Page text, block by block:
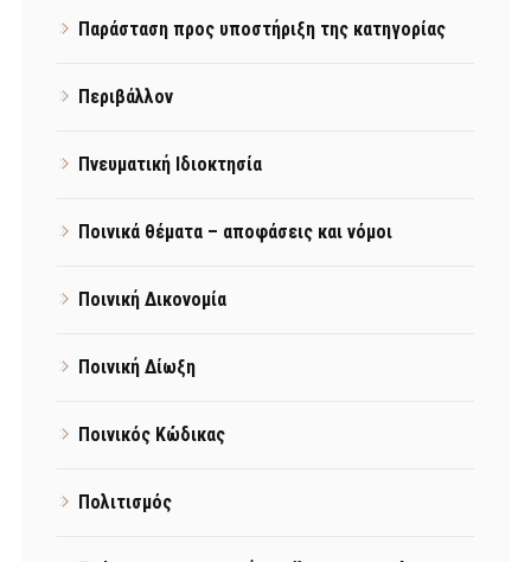
Παράσταση προς υποστήριξη της κατηγορίας
Περιβάλλον
Πνευματική Ιδιοκτησία
Ποινικά θέματα – αποφάσεις και νόμοι
Ποινική Δικονομία
Ποινική Δίωξη
Ποινικός Κώδικας
Πολιτισμός